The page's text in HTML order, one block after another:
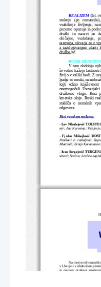
REALIZEM (lat.
stoletju   (po
vsakdanje   življenje,
pozorno opazuje in
družbi   in   naravi   ne
običajno,   vsakdanje,
razmerja, ukvarja se z
z razslojevanjem zlasti
družbe itd.
RUSKI
V tem obdobju
še vedno kažejo
živijo v veliki bedi. Z
ljudje so neuki,
kajti   edino   književnost
onemogočali.
družbeno   vlogo.   Rusi
kmetske sloje. Ruski
stališča   o   moralnih
odgovore.
Pisci v ruskem realizmu:
- Lev Nikolajevič TOLSTOJ
mir; Ana Karenina;
- Fjodor Mihajlovič
Ponižani in razžaljeni;
Mladenič; Bratje
- Ivan Sergejevič
sinovi; Novina; Lovčevi
Na meji med
v Ukrajini v obubožani
in pozneje profesor